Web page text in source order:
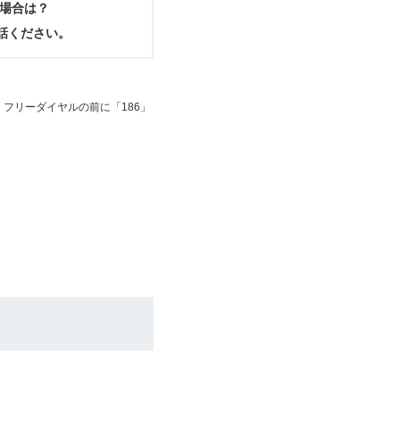
合は？
ください。
リーダイヤルの前に「186」